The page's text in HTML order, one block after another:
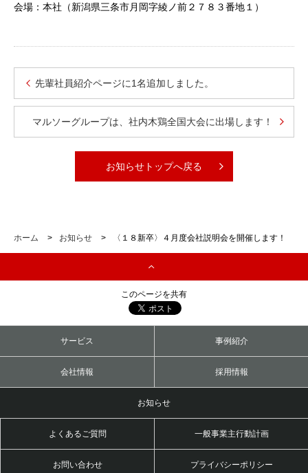
会場：本社（新潟県三条市月岡字綾ノ前２７８３番地１）
先輩社員紹介ページに1名追加しました。
マルソーグループは、社内木鶏全国大会に出場します！
お知らせトップへ戻る
ホーム > お知らせ > 〈１８新卒〉４月度会社説明会を開催します！
このページを共有
サービス 事例紹介
会社情報 採用情報
お知らせ
よくあるご質問 一般事業主行動計画
お問い合わせ プライバシーポリシー